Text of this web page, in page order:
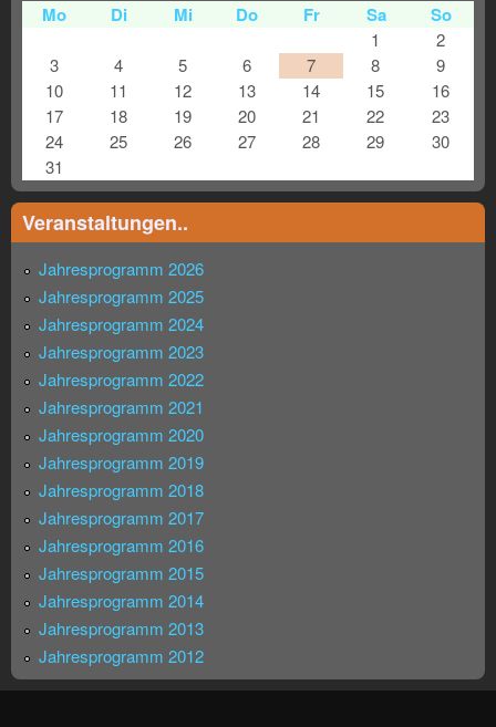
Mo Di Mi Do Fr Sa So
1
2
3
4 5 6 7 8
9
10
11 12 13 14 15
16
17
18 19 20 21 22
23
24
25 26 27 28 29
30
31
Veranstaltungen..
Jahresprogramm 2026
Jahresprogramm 2025
Jahresprogramm 2024
Jahresprogramm 2023
Jahresprogramm 2022
Jahresprogramm 2021
Jahresprogramm 2020
Jahresprogramm 2019
Jahresprogramm 2018
Jahresprogramm 2017
Jahresprogramm 2016
Jahresprogramm 2015
Jahresprogramm 2014
Jahresprogramm 2013
Jahresprogramm 2012